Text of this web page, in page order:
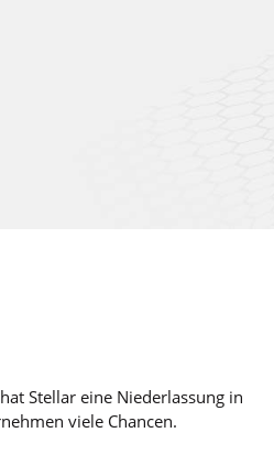
Stellar eine Niederlassung in
viele Chancen.